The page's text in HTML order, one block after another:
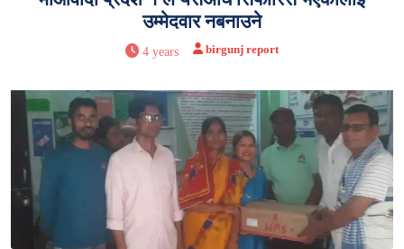
उम्मेदवार नबनाउने
4 years birgunj report